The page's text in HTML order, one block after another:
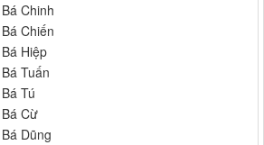
Chinh
Chiến
Hiệp
Tuấn
Tú
Cừ
Dũng